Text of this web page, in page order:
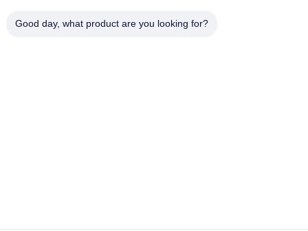
Good day, what product are you looking for?